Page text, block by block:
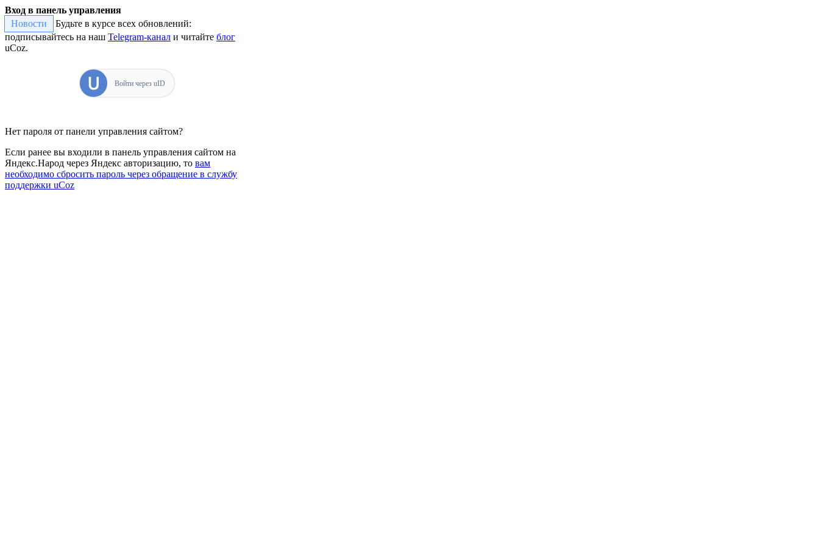
Вход в панель управления
Новости
Будьте в курсе всех обновлений:
подписывайтесь на наш Telegram-канал и читайте блог
uCoz.
Войти через uID
Нет пароля от панели управления сайтом?
Если ранее вы входили в панель управления сайтом на
Яндекс.Народ через Яндекс авторизацию, то вам
необходимо сбросить пароль через обращение в службу
поддержки uCoz